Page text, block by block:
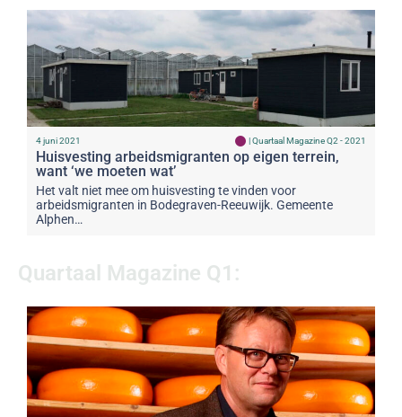
4 juni 2021 |Quartaal Magazine Q2 - 2021
Huisvesting arbeidsmigranten op eigen terrein,
want ‘we moeten wat’
Het valt niet mee om huisvesting te vinden voor
arbeidsmigranten in Bodegraven-Reeuwijk. Gemeente
Alphen…
Quartaal Magazine Q1: